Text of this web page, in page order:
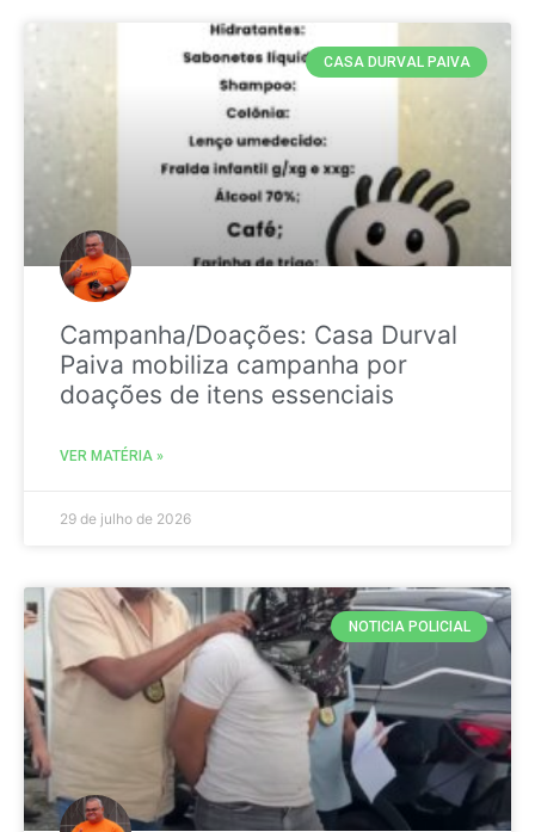
CASA DURVAL PAIVA
Campanha/Doações: Casa Durval
Paiva mobiliza campanha por
doações de itens essenciais
VER MATÉRIA »
29 de julho de 2026
NOTICIA POLICIAL